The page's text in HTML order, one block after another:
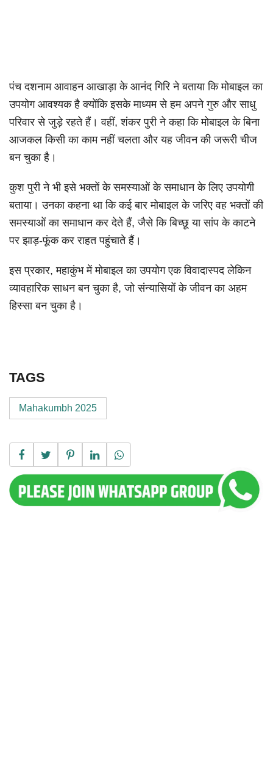
पंच दशनाम आवाहन आखाड़ा के आनंद गिरि ने बताया कि मोबाइल का
उपयोग आवश्यक है क्योंकि इसके माध्यम से हम अपने गुरु और साधु
परिवार से जुड़े रहते हैं। वहीं, शंकर पुरी ने कहा कि मोबाइल के बिना
आजकल किसी का काम नहीं चलता और यह जीवन की जरूरी चीज
बन चुका है।
कुश पुरी ने भी इसे भक्तों के समस्याओं के समाधान के लिए उपयोगी
बताया। उनका कहना था कि कई बार मोबाइल के जरिए वह भक्तों की
समस्याओं का समाधान कर देते हैं, जैसे कि बिच्छू या सांप के काटने
पर झाड़-फूंक कर राहत पहुंचाते हैं।
इस प्रकार, महाकुंभ में मोबाइल का उपयोग एक विवादास्पद लेकिन
व्यावहारिक साधन बन चुका है, जो संन्यासियों के जीवन का अहम
हिस्सा बन चुका है।
TAGS
Mahakumbh 2025